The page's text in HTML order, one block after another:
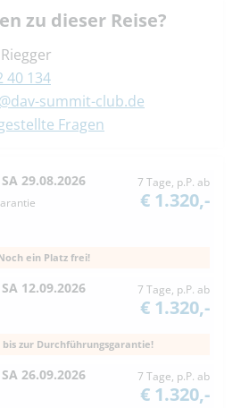
zu dieser Reise?
40 134
summit-club.de
Fragen
SA 29.08.2026 7 Tage, p.P. ab
€ 1.320,-
ein Platz frei!
SA 12.09.2026 7 Tage, p.P. ab
€ 1.320,-
bis zur Durchführungsgarantie!
SA 26.09.2026 7 Tage, p.P. ab
€ 1.320,-